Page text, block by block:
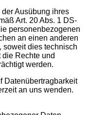
Ausübung ihres
Art. 20 Abs. 1 DS-
personenbezogenen
an einen anderen
soweit dies technisch
Rechte und
werden.
Datenübertragbarkeit
an uns wenden.